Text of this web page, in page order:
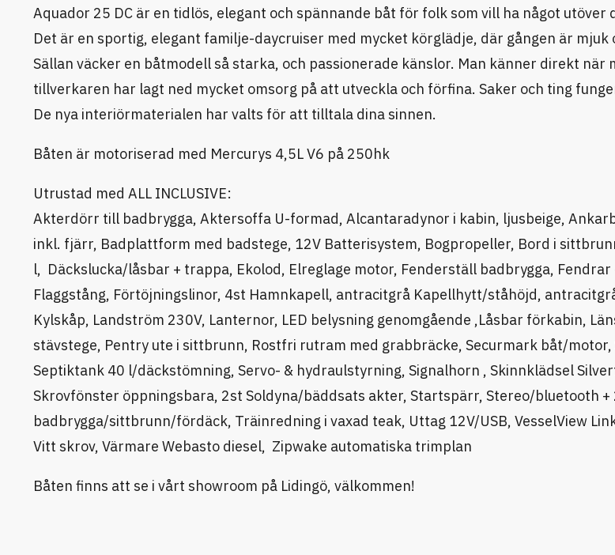
Aquador 25 DC är en tidlös, elegant och spännande båt för folk som vill ha något utöver
Det är en sportig, elegant familje-daycruiser med mycket körglädje, där gången är mjuk
Sällan väcker en båtmodell så starka, och passionerade känslor. Man känner direkt när
tillverkaren har lagt ned mycket omsorg på att utveckla och förfina. Saker och ting
De nya interiörmaterialen har valts för att tilltala dina sinnen.
Båten är motoriserad med Mercurys 4,5L V6 på 250hk
Utrustad med ALL INCLUSIVE:
Akterdörr till badbrygga, Aktersoffa U-formad, Alcantaradynor i kabin, ljusbeige,
inkl. fjärr, Badplattform med badstege, 12V Batterisystem, Bogpropeller, Bord i
l, Däckslucka/låsbar + trappa, Ekolod, Elreglage motor, Fenderställ badbrygga,
Flaggstång, Förtöjningslinor, 4st Hamnkapell, antracitgrå Kapellhytt/ståhöjd,
Kylskåp, Landström 230V, Lanternor, LED belysning genomgående ,Låsbar förkabin,
stävstege, Pentry ute i sittbrunn, Rostfri rutram med grabbräcke, Securmark båt/motor,
Septiktank 40 l/däckstömning, Servo- & hydraulstyrning, Signalhorn , Skinnklädsel
Skrovfönster öppningsbara, 2st Soldyna/bäddsats akter, Startspärr, Stereo/bluetooth +
badbrygga/sittbrunn/fördäck, Träinredning i vaxad teak, Uttag 12V/USB, VesselView
Vitt skrov, Värmare Webasto diesel, Zipwake automatiska trimplan
Båten finns att se i vårt showroom på Lidingö, välkommen!